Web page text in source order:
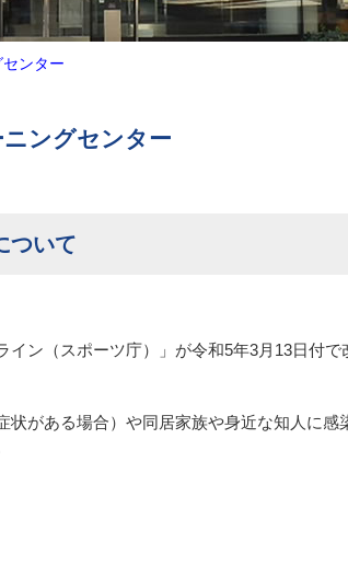
ンター
ングセンター
ついて
イン（スポーツ庁）」が令和5年3月13日付
がある場合）や同居家族や身近な知人に